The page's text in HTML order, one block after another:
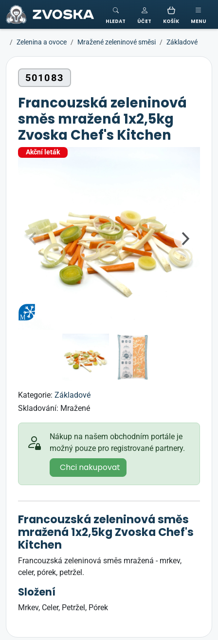
ZVOSKA
HLEDAT ÚČET KOŠÍK MENU
Zelenina a ovoce Mražené zeleninové směsi Základové
501083
Francouzská zeleninová
směs mražená 1x2,5kg
Zvoska Chef's Kitchen
Akční leták
Kategorie: Základové
Skladování: Mražené
Nákup na našem obchodním portále je
možný pouze pro registrované partnery.
Chci nakupovat
Francouzská zeleninová směs
mražená 1x2,5kg Zvoska Chef's
Kitchen
Francouzská zeleninová směs mražená - mrkev,
celer, pórek, petržel.
Složení
Mrkev, Celer, Petržel, Pórek